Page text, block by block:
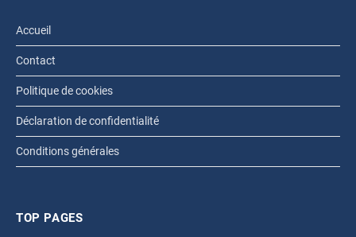
Accueil
Contact
Politique de cookies
Déclaration de confidentialité
Conditions générales
TOP PAGES